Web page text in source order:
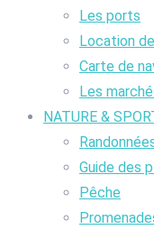
Les ports
Location
Carte de
Les
NATURE &
Guide des
Pêche